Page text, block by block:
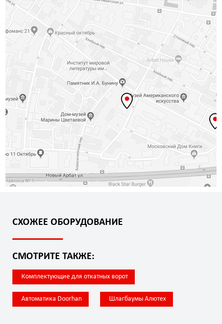
СХОЖЕЕ ОБОРУДОВАНИЕ
СМОТРИТЕ ТАКЖЕ:
Комплектующие для откатных ворот
Автоматика Doorhan Шлагбаумы Алютех